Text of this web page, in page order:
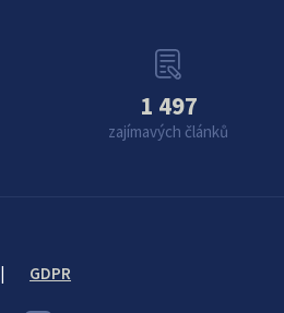
1 497
zajímavých článků
| GDPR